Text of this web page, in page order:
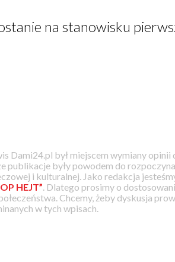
na stanowisku
Dami24.pl był miejscem wymiany
publikacje były powodem do
i kulturalnej. Jako redakcja
HEJT” . Dlatego prosimy o
Chcemy, żeby dyskusja
w tych wpisach.